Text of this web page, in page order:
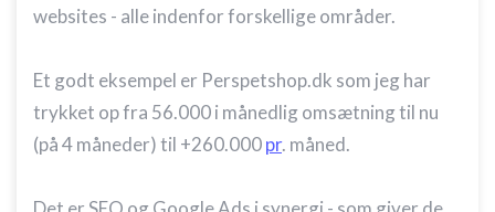
websites - alle indenfor forskellige områder.
Et godt eksempel er Perspetshop.dk som jeg har
trykket op fra 56.000 i månedlig omsætning til nu
(på 4 måneder) til +260.000pr. måned.
Bruge profiler til at vælge tilpasset
Oprette profiler for at tilpasse indhold